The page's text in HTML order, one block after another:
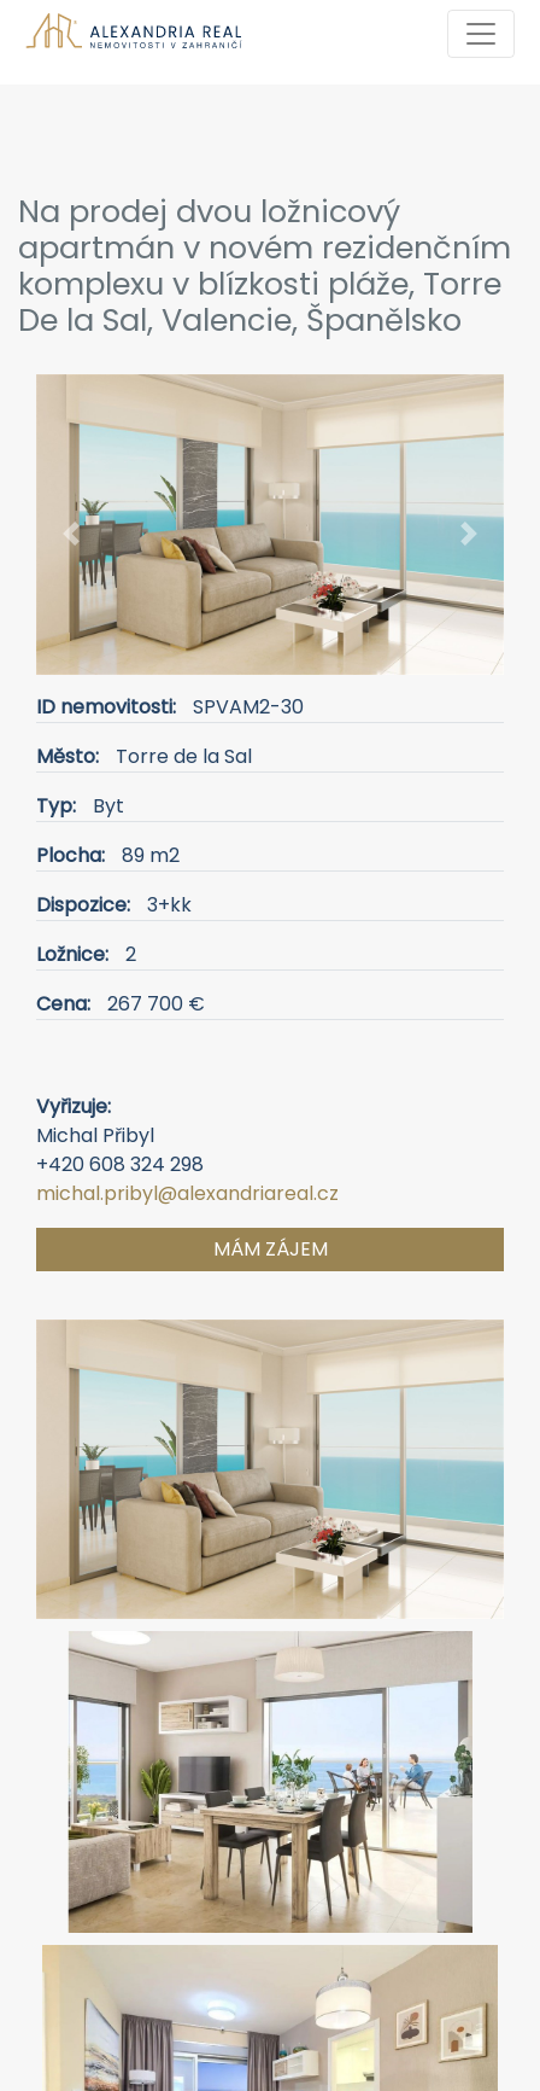
Na prodej dvou ložnicový
apartmán v novém rezidenčním
komplexu v blízkosti pláže, Torre
De la Sal, Valencie, Španělsko
Previous Next
ID nemovitosti: SPVAM2-30
Město: Torre de la Sal
Typ: Byt
Plocha: 89 m2
Dispozice: 3+kk
Ložnice: 2
Cena: 267 700 €
Vyřizuje:
Michal Přibyl
+420 608 324 298
michal.pribyl@alexandriareal.cz
MÁM ZÁJEM